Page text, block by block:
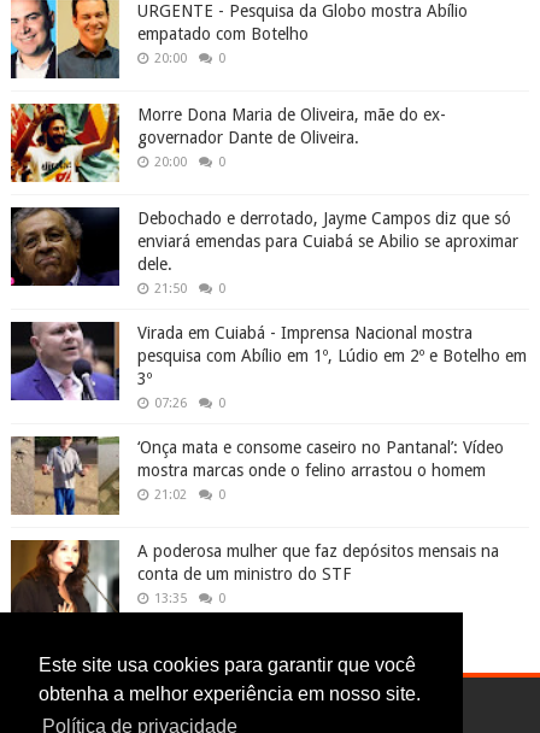
Este site usa cookies para garantir que você
obtenha a melhor experiência em nosso site.
Política de privacidade
URGENTE - Pesquisa da Globo mostra Abílio
empatado com Botelho
20:00 0
Morre Dona Maria de Oliveira, mãe do ex-
governador Dante de Oliveira.
20:00 0
Debochado e derrotado, Jayme Campos diz que só
enviará emendas para Cuiabá se Abilio se aproximar
dele.
21:50 0
Virada em Cuiabá - Imprensa Nacional mostra
pesquisa com Abílio em 1º, Lúdio em 2º e Botelho em
3º
07:26 0
‘Onça mata e consome caseiro no Pantanal’: Vídeo
mostra marcas onde o felino arrastou o homem
21:02 0
A poderosa mulher que faz depósitos mensais na
conta de um ministro do STF
13:35 0